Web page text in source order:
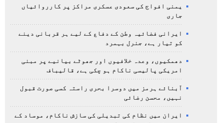
یمنی افواج کی سعودی عسکری مراکز پر کارروائیاں
جاری
ایرانی فضائیہ وطن کے دفاع کے لیے ہر قربانی دینے
کو تیار ہے، جنرل بہمرد
دھمکیوں، وعدہ خلافیوں اور جھوٹے بیانیے پر مبنی
امریکی پالیسی ناکام ہو چکی ہے، قالیباف
آبنائے ہرمز میں دوسرا بحری راستہ کسی صورت قبول
نہیں، محسن رضائی
ایران میں نظام کی تبدیلی کی سازش ناکام، موساد کے